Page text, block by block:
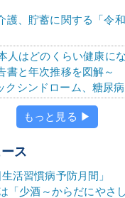
護、貯蓄に関する「令
人はどのくらい健康に
書と年次推移を図解～
クシンドローム、糖尿
もっと見る ▶
ス
活習慣病予防月間」
「少酒～からだにやさ